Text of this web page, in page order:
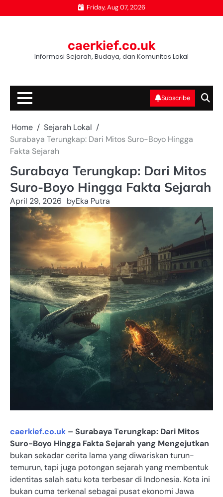
to
Friday, Aug 07, 2026
caerkief.co.uk
Informasi Sejarah, Budaya, dan Komunitas Lokal
Subscribe
Home
Sejarah Lokal
Surabaya Terungkap: Dari Mitos Suro-Boyo Hingga
Fakta Sejarah
Surabaya Terungkap: Dari Mitos
Suro-Boyo Hingga Fakta Sejarah
April 29, 2026 byEka Putra
caerkief.co.uk – Surabaya Terungkap: Dari Mitos
Suro-Boyo Hingga Fakta Sejarah yang Mengejutkan
bukan sekadar cerita lama yang diwariskan turun-
temurun, tapi juga potongan sejarah yang membentuk
identitas salah satu kota terbesar di Indonesia. Kota ini
bukan cuma terkenal sebagai pusat ekonomi Jawa